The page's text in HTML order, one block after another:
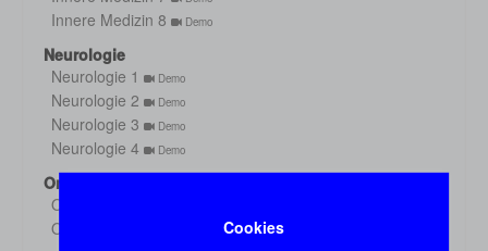
Cookies
Innere Medizin 8 Demo
Neurologie
Neurologie 1
Demo
Neurologie 2 Demo
Neurologie 3 Demo
Neurologie 4 Demo
Orthopädie
Orthopädie 1
Orthopädie 2